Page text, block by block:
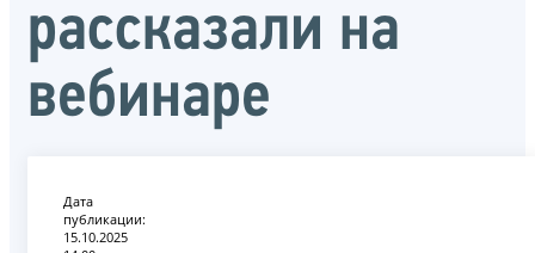
рассказали на
вебинаре
Дата
публикации:
15.10.2025